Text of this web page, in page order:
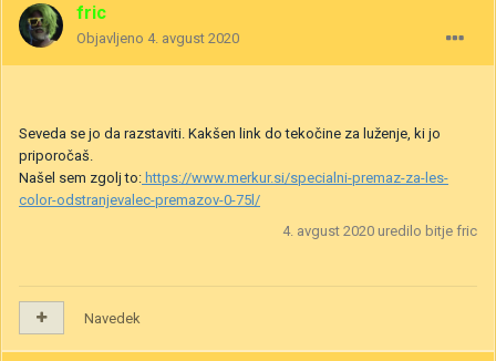
fric
Objavljeno 4. avgust 2020
Seveda se jo da razstaviti. Kakšen link do tekočine za luženje, ki jo
priporočaš.
Našel sem zgolj to: https://www.merkur.si/specialni-premaz-za-les-
color-odstranjevalec-premazov-0-75l/
4. avgust 2020 uredilo bitje fric
Navedek